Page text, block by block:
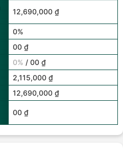
12,690,000 ₫
0%
00 ₫
0% / 00 ₫
2,115,000 ₫
12,690,000 ₫
00 ₫